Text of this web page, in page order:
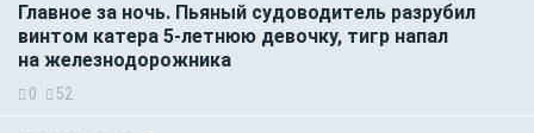
Главное за ночь. Пьяный судоводитель разрубил
винтом катера 5-летнюю девочку, тигр напал
на железнодорожника
0 52